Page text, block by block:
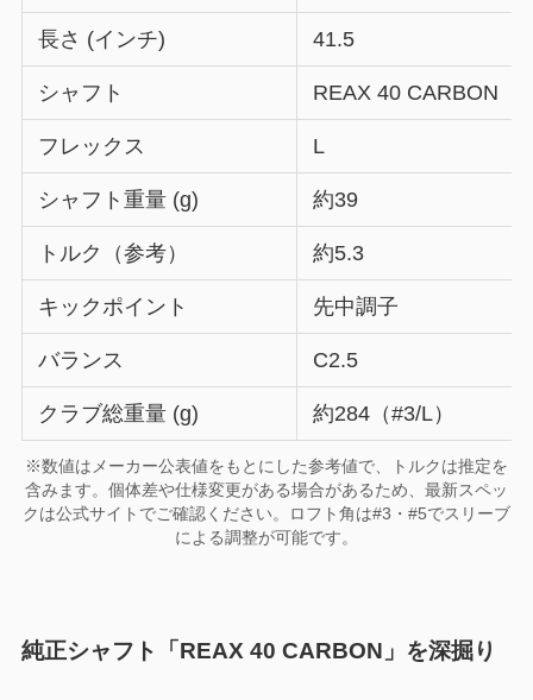
長さ (インチ) 41.5
シャフト REAX 40 CARBON（
フレックス L
シャフト重量 (g) 約39
トルク（参考） 約5.3
キックポイント 先中調子
バランス C2.5
クラブ総重量 (g) 約284（#3/L）
※数値はメーカー公表値をもとにした参考値で、トルクは推定を
含みます。個体差や仕様変更がある場合があるため、最新スペッ
クは公式サイトでご確認ください。ロフト角は#3・#5でスリーブ
による調整が可能です。
純正シャフト「REAX 40 CARBON」を深掘り